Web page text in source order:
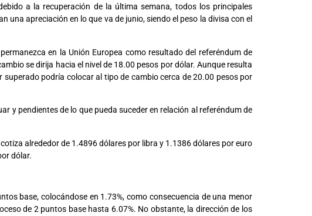
a la recuperación de la última semana, todos los principales
una apreciación en lo que va de junio, siendo el peso la divisa con el
en la Unión Europea como resultado del referéndum de
se dirija hacia el nivel de 18.00 pesos por dólar. Aunque resulta
podría colocar al tipo de cambio cerca de 20.00 pesos por
y pendientes de lo que pueda suceder en relación al referéndum de
alrededor de 1.4896 dólares por libra y 1.1386 dólares por euro
dólar.
base, colocándose en 1.73%, como consecuencia de una menor
de 2 puntos base hasta 6.07%. No obstante, la dirección de los